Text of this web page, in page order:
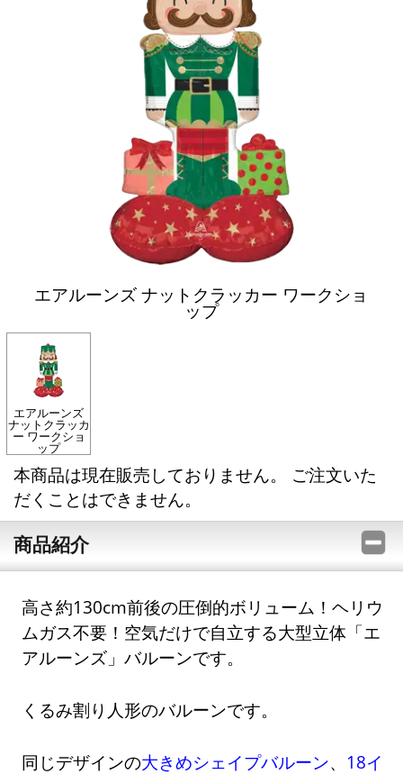
エアルーンズ ナットクラッカー ワークショ
ップ
エアルーンズ
ナットクラッカ
ー ワークショ
ップ
本商品は現在販売しておりません。 ご注文いた
だくことはできません。
商品紹介
高さ約130cm前後の圧倒的ボリューム！ヘリウ
ムガス不要！空気だけで自立する大型立体「エ
アルーンズ」バルーンです。
くるみ割り人形のバルーンです。
同じデザインの大きめシェイプバルーン、 18イ